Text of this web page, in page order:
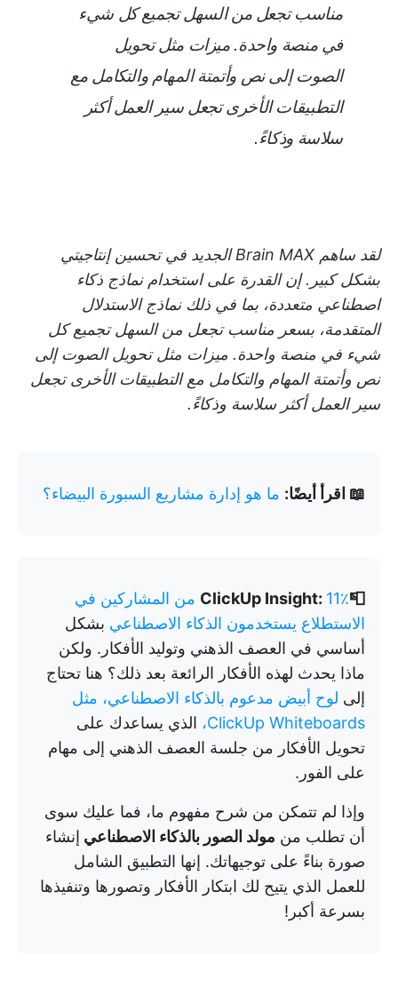
مناسب تجعل من السهل تجميع كل شيء
في منصة واحدة. ميزات مثل تحويل
الصوت إلى نص وأتمتة المهام والتكامل مع
التطبيقات الأخرى تجعل سير العمل أكثر
سلاسة وذكاءً.
لقد ساهم Brain MAX الجديد في تحسين إنتاجيتي
بشكل كبير. إن القدرة على استخدام نماذج ذكاء
اصطناعي متعددة، بما في ذلك نماذج الاستدلال
المتقدمة، بسعر مناسب تجعل من السهل تجميع كل
شيء في منصة واحدة. ميزات مثل تحويل الصوت إلى
نص وأتمتة المهام والتكامل مع التطبيقات الأخرى تجعل
سير العمل أكثر سلاسة وذكاءً.
📖 اقرأ أيضًا: ما هو إدارة مشاريع السبورة البيضاء؟
📮ClickUp Insight:
11٪ من المشاركين في
الاستطلاع يستخدمون الذكاء الاصطناعي بشكل
أساسي في العصف الذهني وتوليد الأفكار. ولكن
ماذا يحدث لهذه الأفكار الرائعة بعد ذلك؟ هنا تحتاج
إلى لوح أبيض مدعوم بالذكاء الاصطناعي، مثل
ClickUp Whiteboards،
الذي يساعدك على
تحويل الأفكار من جلسة العصف الذهني إلى مهام
على الفور.
وإذا لم تتمكن من شرح مفهوم ما، فما عليك سوى
أن تطلب من مولد الصور بالذكاء الاصطناعي إنشاء
صورة بناءً على توجيهاتك. إنها التطبيق الشامل
للعمل الذي يتيح لك ابتكار الأفكار وتصورها وتنفيذها
بسرعة أكبر!